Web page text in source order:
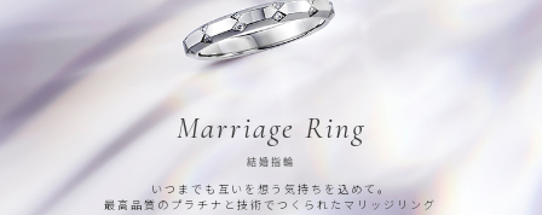
Marriage Ring
結婚指輪
いつまでも互いを想う気持ちを込めて。
最高品質のプラチナと技術でつくられたマリッジリング